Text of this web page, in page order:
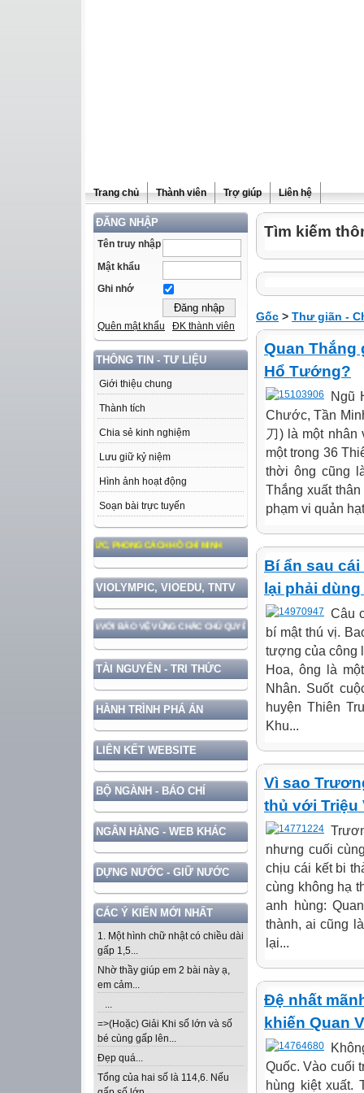
Trang chủ Thành viên Trợ giúp Liên hệ
ĐĂNG NHẬP
Tên truy nhập
Mật khẩu
Ghi nhớ
Quên mật khẩu ĐK thành viên
THÔNG TIN - TƯ LIỆU
Giới thiệu chung
Thành tích
Chia sẻ kinh nghiệm
Lưu giữ kỷ niệm
Hình ảnh hoạt động
Soạn bài trực tuyến
ĐẠO ĐỨC, PHONG CÁCH HỒ CHÍ MINH
VIOLYMPIC, VIOEDU, TNTV
NƯỚC GẮN VỚI BẢO VỆ VỮNG CHẮC CHỦ QUYỀN VÀ ĐỘC LẬP DÂN TỘC!
TÀI NGUYÊN - TRI THỨC
HÀNH TRÌNH PHÁ ÁN
LIÊN KẾT WEBSITE
BỘ NGÀNH - BÁO CHÍ
NGÂN HÀNG - WEB KHÁC
DỰNG NƯỚC - GIỮ NƯỚC
CÁC Ý KIẾN MỚI NHẤT
1. Một hình chữ nhật có chiều dài
gấp 1,5...
Nhờ thầy giúp em 2 bài này ạ,
em cảm...
...
=>(Hoặc) Giải Khi số lớn và số
bé cùng gấp lên...
Đẹp quá...
Tổng của hai số là 114,6. Nếu
Tìm kiếm
Gốc > Thư giãn -
Quan
Hổ Tướng?
Ngũ
Chước, Tần
刀) là một nhân
một trong 36
thời ông cũng
Thắng xuất
phạm vi quản
Bí ẩn sau
lại phải
Câu
bí mật thú vị.
tượng của công
Hoa, ông là
Nhân. Suốt
huyện Thiên
Khu...
Vì sao
thủ với Triệu
nhưng cuối
chịu cái kết bi
cùng không hạ
anh hùng:
thành, ai cũng
lại...
Đệ nhất
khiến Quan
Quốc. Vào cuối
hùng kiệt xuất.